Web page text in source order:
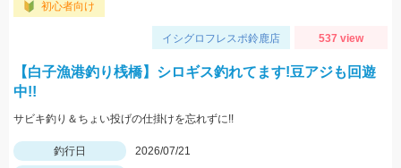
初心者向け
イシグロフレスポ鈴鹿店 537 view
【白子漁港釣り桟橋】シロギス釣れてます!豆アジも回遊
中!!
サビキ釣り＆ちょい投げの仕掛けを忘れずに!!
釣行日
2026/07/21